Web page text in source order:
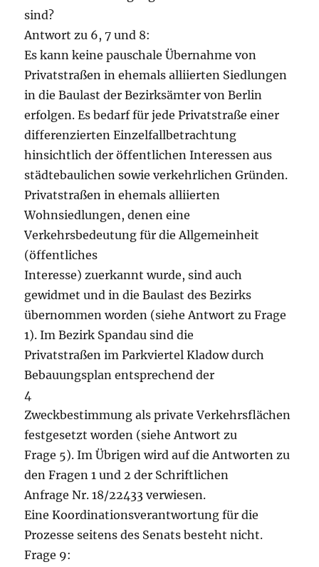
sind?
Antwort zu 6, 7 und 8:
Es kann keine pauschale Übernahme von
Privatstraßen in ehemals alliierten Siedlungen
in die Baulast der Bezirksämter von Berlin
erfolgen. Es bedarf für jede Privatstraße einer
differenzierten Einzelfallbetrachtung
hinsichtlich der öffentlichen Interessen aus
städtebaulichen sowie verkehrlichen Gründen.
Privatstraßen in ehemals alliierten
Wohnsiedlungen, denen eine
Verkehrsbedeutung für die Allgemeinheit
(öffentliches
Interesse) zuerkannt wurde, sind auch
gewidmet und in die Baulast des Bezirks
übernommen worden (siehe Antwort zu Frage
1). Im Bezirk Spandau sind die
Privatstraßen im Parkviertel Kladow durch
Bebauungsplan entsprechend der
4
Zweckbestimmung als private Verkehrsflächen
festgesetzt worden (siehe Antwort zu
Frage 5). Im Übrigen wird auf die Antworten zu
den Fragen 1 und 2 der Schriftlichen
Anfrage Nr. 18/22433 verwiesen.
Eine Koordinationsverantwortung für die
Prozesse seitens des Senats besteht nicht.
Frage 9: